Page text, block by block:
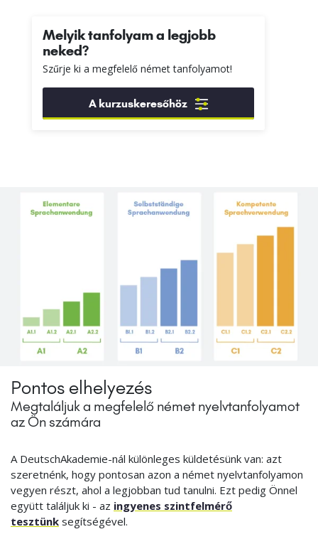
Melyik tanfolyam a legjobb
neked?
Szűrje ki a megfelelő német tanfolyamot!
A kurzuskeresőhöz
Pontos elhelyezés
Megtaláljuk a megfelelő német nyelvtanfolyamot
az Ön számára
A DeutschAkademie-nál különleges küldetésünk van: azt
szeretnénk, hogy pontosan azon a német nyelvtanfolyamon
vegyen részt, ahol a legjobban tud tanulni. Ezt pedig Önnel
együtt találjuk ki - az ingyenes szintfelmérő
tesztünk segítségével.